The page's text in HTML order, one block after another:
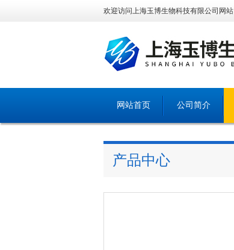
欢迎访问上海玉博生物科技有限公司网站
网站首页 公司简介
产品中心